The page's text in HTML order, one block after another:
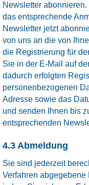
Newsletter
das entsprechende
Newsletter jetzt
von uns an die von
die Registrierung für
Sie in der E-Mail auf
dadurch erfolgten
personenbezogenen
Adresse sowie das
und senden Ihnen bis
entsprechenden
4.3 Abmeldung
Sie sind jederzeit
Verfahren